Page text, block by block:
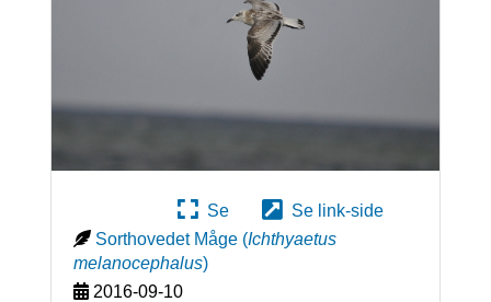
Se
Se link-side
Sorthovedet Måge (Ichthyaetus
melanocephalus)
2016-09-10